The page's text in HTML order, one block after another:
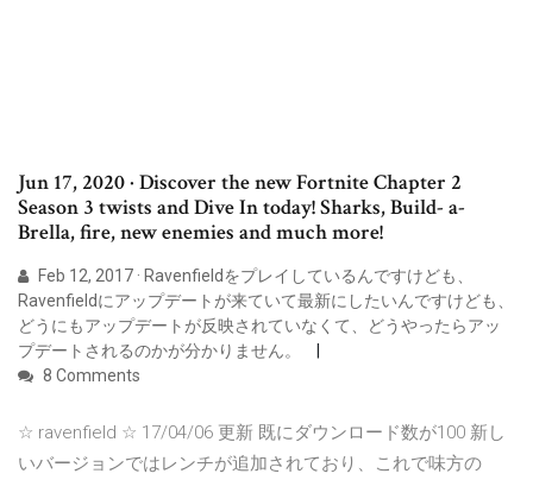
Jun 17, 2020 · Discover the new Fortnite Chapter 2
Season 3 twists and Dive In today! Sharks, Build- a-
Brella, fire, new enemies and much more!
Feb 12, 2017 · Ravenfieldをプレイしているんですけども、
Ravenfieldにアップデートが来ていて最新にしたいんですけども、
どうにもアップデートが反映されていなくて、どうやったらアッ
プデートされるのかが分かりません。
8 Comments
☆ ravenfield ☆ 17/04/06 更新 既にダウンロード数が100 新し
いバージョンではレンチが追加されており、これで味方の